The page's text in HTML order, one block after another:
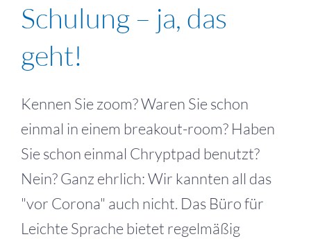
Schulung – ja, das
geht!
Kennen Sie zoom? Waren Sie schon
einmal in einem breakout-room? Haben
Sie schon einmal Chryptpad benutzt?
Nein? Ganz ehrlich: Wir kannten all das
"vor Corona" auch nicht. Das Büro für
Leichte Sprache bietet regelmäßig